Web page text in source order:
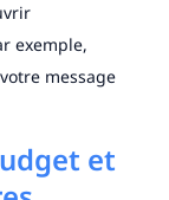
exemple,
message
et